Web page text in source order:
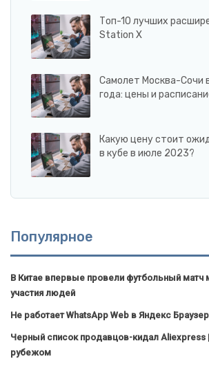
Топ-10 лучших
Station X
Самолет Москва-Сочи
года: цены и
Какую цену стоит
в кубе в июле 2023?
Популярное
В Китае впервые провели футбольный
участия людей
Не работает WhatsApp Web в Яндекс
Черный список продавцов-кидал Aliexpress
рубежом